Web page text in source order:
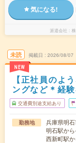
気になる!
派遣会社
未読
NEW
掲載日 2026/08/07
【正社員のよ
ングなど＊経
交通費別途支給あり
勤務地
兵庫県明
明石駅か
西新町駅